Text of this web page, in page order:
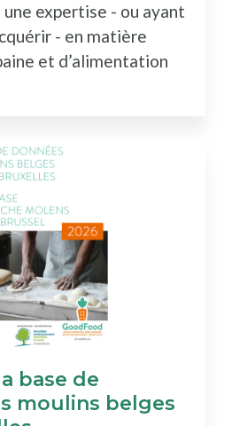
expertise - ou ayant
- en matière
et d’alimentation
base de
moulins belges